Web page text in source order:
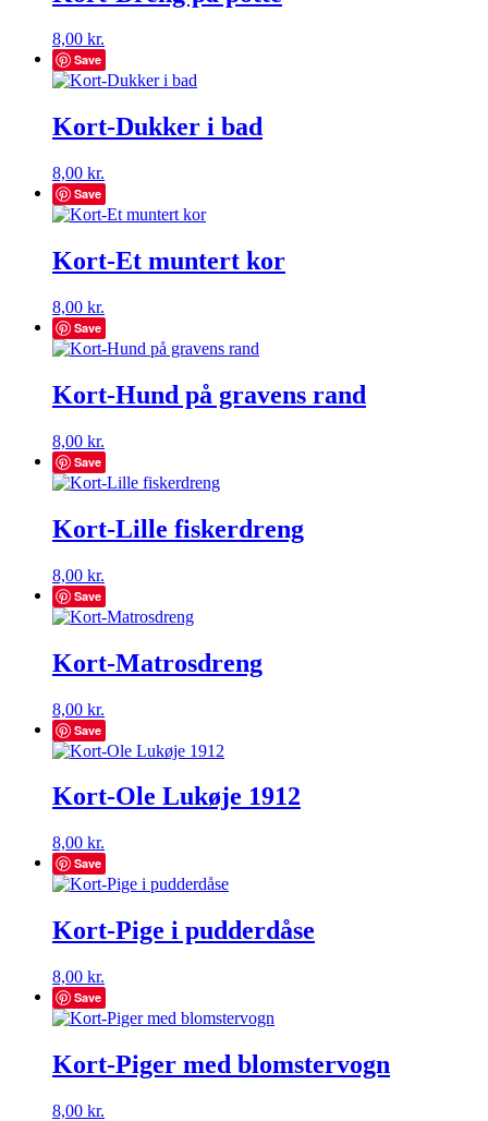
8,00 kr.
Save
Kort-Dukker i bad
8,00 kr.
Save
Kort-Et muntert kor
8,00 kr.
Save
Kort-Hund på gravens rand
8,00 kr.
Save
Kort-Lille fiskerdreng
8,00 kr.
Save
Kort-Matrosdreng
8,00 kr.
Save
Kort-Ole Lukøje 1912
8,00 kr.
Save
Kort-Pige i pudderdåse
8,00 kr.
Save
Kort-Piger med blomstervogn
8,00 kr.